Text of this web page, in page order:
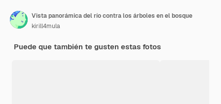
Vista panorámica del río contra los árboles en el bosque
kirill4mula
Puede que también te gusten estas fotos